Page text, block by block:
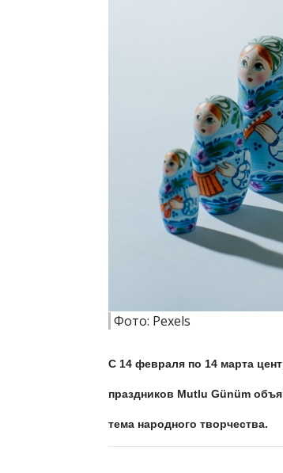
Фото: Pexels
C 14 февраля по 14 марта
праздников Mutlu Günüm
тема народного творчества.